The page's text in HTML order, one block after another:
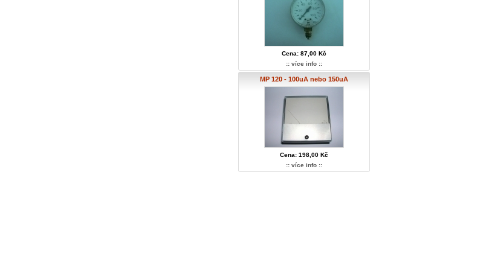
Cena: 87,00 Kč
:: více info ::
MP 120 - 100uA nebo 150uA
Cena: 198,00 Kč
:: více info ::